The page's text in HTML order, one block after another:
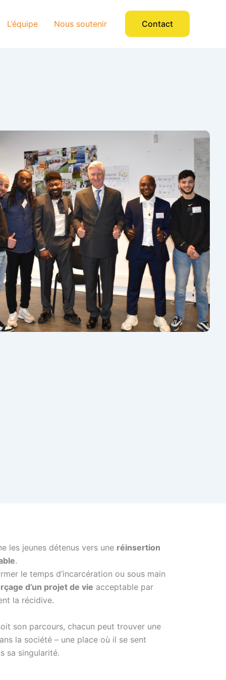
L’équipe Nous soutenir Contact
les jeunes détenus vers une réinsertion
.
le temps d’incarcération ou sous main
d’un projet de vie acceptable par
la récidive.
son parcours, chacun peut trouver une
la société – une place où il se sent
sa singularité.